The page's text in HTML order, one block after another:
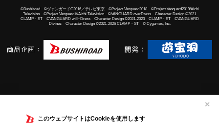
このウェブサイトはCookieを使用します
✕
©Bushiroad ©ヴァンガードG2016／テレビ東京 ©Project Vanguard2018 ©Project Vanguard2019/Aichi
Television ©Project Vanguard if/Aichi Television ©VANGUARD overDress Character Design ©2021
CLAMP・ST ©VANGUARD will+Dress Character Design ©2021-2023 CLAMP・ST ©VANGUARD
Divinez Character Design ©2021-2026 CLAMP・ST © Cygames, Inc.